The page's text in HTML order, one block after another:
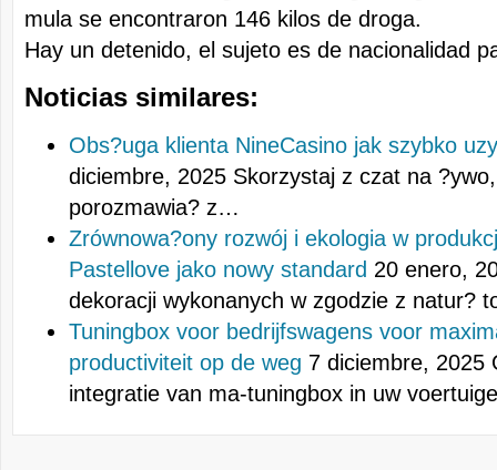
mula se encontraron 146 kilos de droga.
Hay un detenido, el sujeto es de nacionalidad
Noticias similares:
Obs?uga klienta NineCasino jak szybko
diciembre, 2025 Skorzystaj z czat na
porozmawia? z…
Zrównowa?ony rozwój i ekologia w
Pastellove jako nowy standard 20 enero,
dekoracji wykonanych w zgodzie z natur?
Tuningbox voor bedrijfswagens voor
productiviteit op de weg 7 diciembre, 2025
integratie van ma-tuningbox in uw